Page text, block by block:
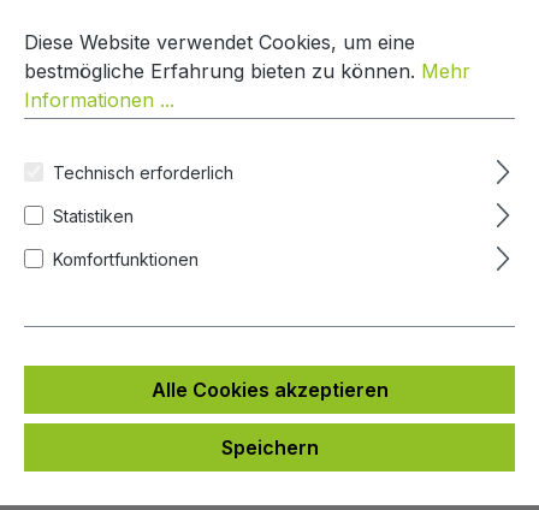
Paketbox One
kann und weil sie genau einen Meter hoch ist.
Diese Website verwendet Cookies, um eine
bestmögliche Erfahrung bieten zu können. Mehr
Informationen ...
Technisch erforderlich
Statistiken
Komfortfunktionen
Alle Cookies akzeptieren
Speichern